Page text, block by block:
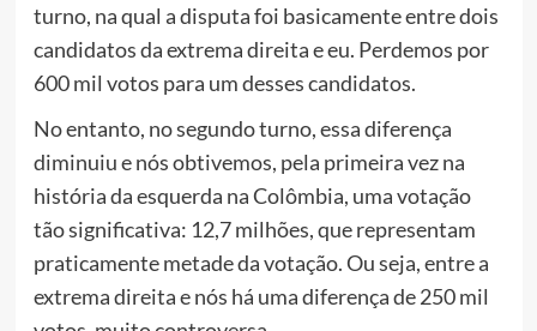
turno, na qual a disputa foi basicamente entre dois
candidatos da extrema direita e eu. Perdemos por
600 mil votos para um desses candidatos.
No entanto, no segundo turno, essa diferença
diminuiu e nós obtivemos, pela primeira vez na
história da esquerda na Colômbia, uma votação
tão significativa: 12,7 milhões, que representam
praticamente metade da votação. Ou seja, entre a
extrema direita e nós há uma diferença de 250 mil